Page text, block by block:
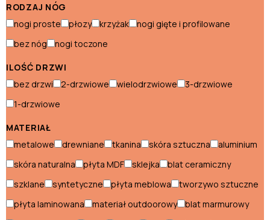
i
parasole
Poduszki
i
Donice
ognisko
Akcesoria ogrodowe
Donice
Dywany na taras
RODZAJ NÓG
nogi proste
płozy krzyżak
nogi gięte i profilowane
bez nóg
nogi toczone
ILOŚĆ DRZWI
bez drzwi
2-drzwiowe wielodrzwiowe
3-drzwiowe
1-drzwiowe
MATERIAŁ
metalowe
drewniane tkanina skóra sztuczna
aluminium
skóra naturalna
płyta MDF sklejka
blat ceramiczny
szklane
syntetyczne płyta meblowa
tworzywo sztuczne
płyta laminowana
materiał outdoorowy
blat marmurowy